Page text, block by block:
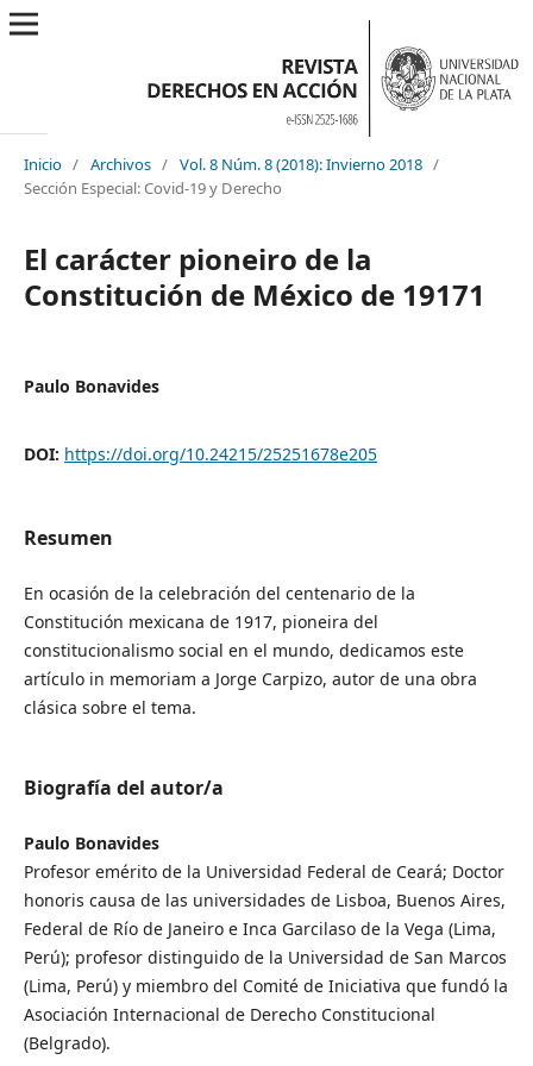
Inicio / Archivos / Vol. 8 Núm. 8 (2018): Invierno 2018 /
Sección Especial: Covid-19 y Derecho
El carácter pioneiro de la
Constitución de México de 19171
Paulo Bonavides
DOI: https://doi.org/10.24215/25251678e205
Resumen
En ocasión de la celebración del centenario de la
Constitución mexicana de 1917, pioneira del
constitucionalismo social en el mundo, dedicamos este
artículo in memoriam a Jorge Carpizo, autor de una obra
clásica sobre el tema.
Biografía del autor/a
Paulo Bonavides
Profesor emérito de la Universidad Federal de Ceará; Doctor
honoris causa de las universidades de Lisboa, Buenos Aires,
Federal de Río de Janeiro e Inca Garcilaso de la Vega (Lima,
Perú); profesor distinguido de la Universidad de San Marcos
(Lima, Perú) y miembro del Comité de Iniciativa que fundó la
Asociación Internacional de Derecho Constitucional
(Belgrado).